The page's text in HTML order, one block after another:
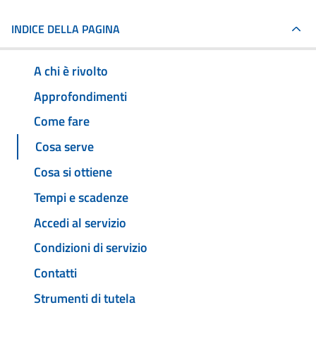
INDICE DELLA PAGINA
A chi è rivolto
Approfondimenti
Come fare
Cosa serve
Cosa si ottiene
Tempi e scadenze
Accedi al servizio
Condizioni di servizio
Contatti
Strumenti di tutela